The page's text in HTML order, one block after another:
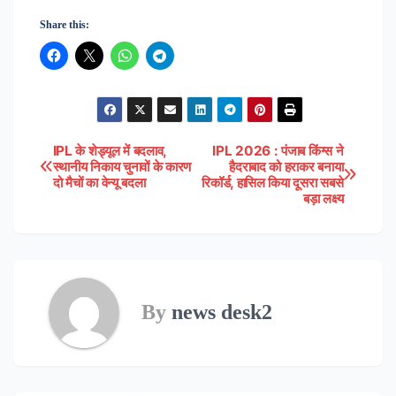
Share this:
Post
navigation
IPL 2026 : पंजाब किंग्स ने
हैदराबाद को हराकर बनाया
रिकॉर्ड, हासिल किया दूसरा सबसे
बड़ा लक्ष्य
IPL के शेड्यूल में बदलाव,
स्थानीय निकाय चुनावों के कारण
दो मैचों का वेन्यू बदला
By news desk2